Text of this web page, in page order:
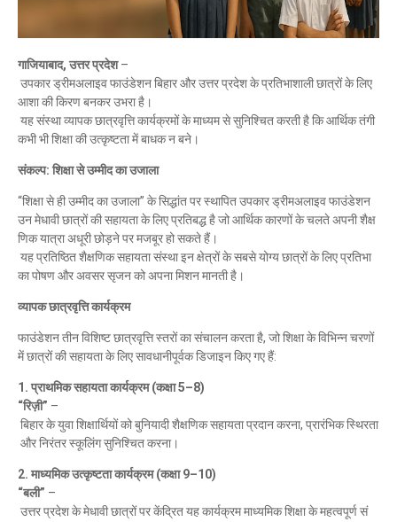
गाजियाबाद, उत्तरप्रदेश–
उपकारड्रीमअलाइवफाउंडेशनबिहारऔरउत्तरप्रदेशकेप्रतिभाशालीछात्रोंकेलिए
आशाकीकिरणबनकरउभराहै।
यहसंस्थाव्यापकछात्रवृत्तिकार्यक्रमोंकेमाध्यमसेसुनिश्चितकरतीहैकिआर्थिकतंगी
कभीभीशिक्षाकीउत्कृष्टतामेंबाधकनबने।
संकल्प: शिक्षासेउम्मीदकाउजाला
“शिक्षासेहीउम्मीदकाउजाला” केसिद्धांतपरस्थापितउपकारड्रीमअलाइवफाउंडेशन
उनमेधावीछात्रोंकीसहायताकेलिएप्रतिबद्धहैजोआर्थिककारणोंकेचलतेअपनीशैक्ष
णिकयात्राअधूरीछोड़नेपरमजबूरहोसकतेहैं।
यहप्रतिष्ठितशैक्षणिकसहायतासंस्थाइनक्षेत्रोंकेसबसेयोग्यछात्रोंकेलिएप्रतिभा
कापोषणऔरअवसरसृजनकोअपनामिशनमानतीहै।
व्यापकछात्रवृत्तिकार्यक्रम
फाउंडेशनतीनविशिष्टछात्रवृत्तिस्तरोंकासंचालनकरताहै, जोशिक्षाकेविभिन्नचरणों
मेंछात्रोंकीसहायताकेलिएसावधानीपूर्वकडिजाइनकिएगएहैं:
1. प्राथमिकसहायताकार्यक्रम(कक्षा5–8)
“रिज़ी” –
बिहारकेयुवाशिक्षार्थियोंकोबुनियादीशैक्षणिकसहायताप्रदानकरना, प्रारंभिकस्थिरता
औरनिरंतरस्कूलिंगसुनिश्चितकरना।
2. माध्यमिकउत्कृष्टताकार्यक्रम(कक्षा9–10)
“बली” –
उत्तरप्रदेशकेमेधावीछात्रोंपरकेंद्रितयहकार्यक्रममाध्यमिकशिक्षाकेमहत्वपूर्णसं